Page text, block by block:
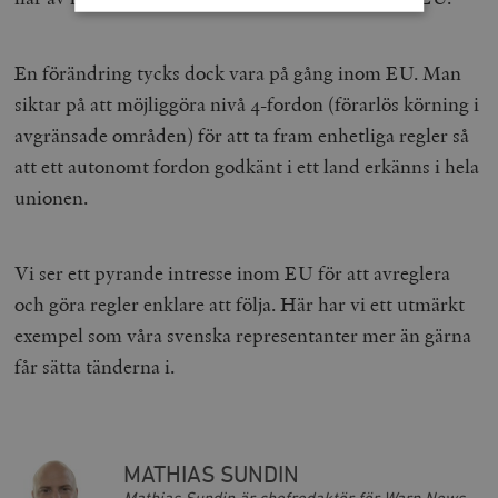
En förändring tycks dock vara på gång inom EU. Man
siktar på att möjliggöra nivå 4-fordon (förarlös körning i
avgränsade områden) för att ta fram enhetliga regler så
att ett autonomt fordon godkänt i ett land erkänns i hela
unionen.
Vi ser ett pyrande intresse inom EU för att avreglera
och göra regler enklare att följa. Här har vi ett utmärkt
exempel som våra svenska representanter mer än gärna
får sätta tänderna i.
MATHIAS SUNDIN
Funktioner
Strikt nödvändiga kakor tillåter
kärnwebbplatsfunktioner som användarinloggning
och kontohantering. Webbplatsen kan inte användas
woocommerce_cart_hash
Automattic
Inc.
timbro.se
_hjFirstSeen